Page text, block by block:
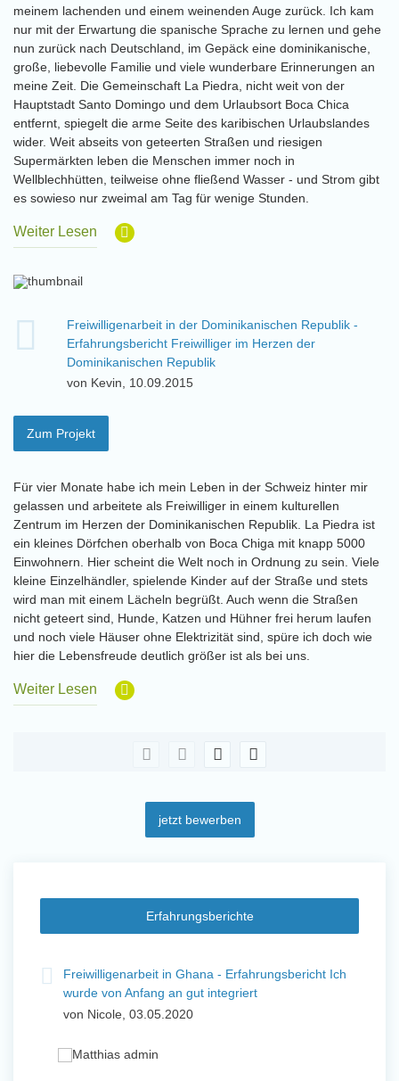
meinem lachenden und einem weinenden Auge zurück. Ich kam
nur mit der Erwartung die spanische Sprache zu lernen und gehe
nun zurück nach Deutschland, im Gepäck eine dominikanische,
große, liebevolle Familie und viele wunderbare Erinnerungen an
meine Zeit. Die Gemeinschaft La Piedra, nicht weit von der
Hauptstadt Santo Domingo und dem Urlaubsort Boca Chica
entfernt, spiegelt die arme Seite des karibischen Urlaubslandes
wider. Weit abseits von geteerten Straßen und riesigen
Supermärkten leben die Menschen immer noch in
Wellblechhütten, teilweise ohne fließend Wasser - und Strom gibt
es sowieso nur zweimal am Tag für wenige Stunden.
Weiter Lesen
Freiwilligenarbeit in der Dominikanischen Republik -
Erfahrungsbericht Freiwilliger im Herzen der
Dominikanischen Republik
von Kevin, 10.09.2015
Zum Projekt
Für vier Monate habe ich mein Leben in der Schweiz hinter mir
gelassen und arbeitete als Freiwilliger in einem kulturellen
Zentrum im Herzen der Dominikanischen Republik. La Piedra ist
ein kleines Dörfchen oberhalb von Boca Chiga mit knapp 5000
Einwohnern. Hier scheint die Welt noch in Ordnung zu sein. Viele
kleine Einzelhändler, spielende Kinder auf der Straße und stets
wird man mit einem Lächeln begrüßt. Auch wenn die Straßen
nicht geteert sind, Hunde, Katzen und Hühner frei herum laufen
und noch viele Häuser ohne Elektrizität sind, spüre ich doch wie
hier die Lebensfreude deutlich größer ist als bei uns.
Weiter Lesen
jetzt bewerben
Erfahrungsberichte
Freiwilligenarbeit in Ghana - Erfahrungsbericht Ich
wurde von Anfang an gut integriert
von Nicole, 03.05.2020